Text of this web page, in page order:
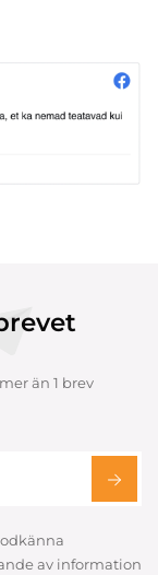
än 1 brev
av information